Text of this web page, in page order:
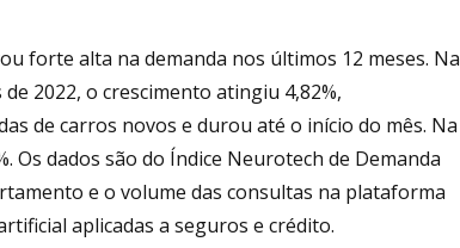
forte alta na demanda nos últimos 12 meses. Na
2022, o crescimento atingiu 4,82%,
de carros novos e durou até o início do mês. Na
Os dados são do Índice Neurotech de Demanda
e o volume das consultas na plataforma
aplicadas a seguros e crédito.